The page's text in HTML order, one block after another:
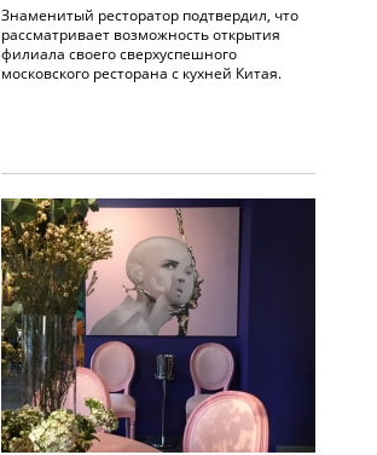
Знаменитый ресторатор подтвердил, что
рассматривает возможность открытия
филиала своего сверхуспешного
московского ресторана с кухней Китая.